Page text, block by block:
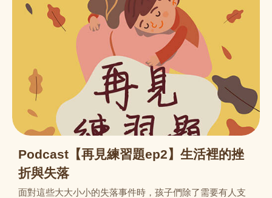
Podcast【再見練習題ep2】生活裡的挫
折與失落
面對這些大大小小的失落事件時，孩子們除了需要有人支